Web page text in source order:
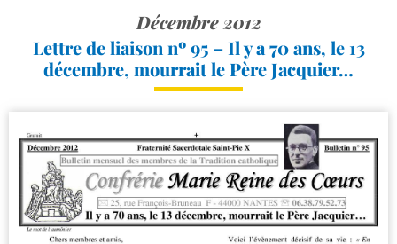
Décembre 2012
Lettre de liaison nº 95 – Il y a 70 ans, le 13
décembre, mourrait le Père Jacquier…